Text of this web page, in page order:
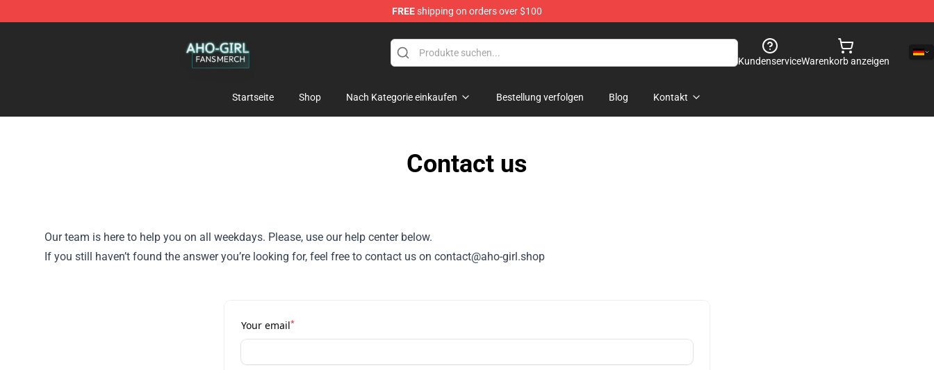
FREEshipping on orders over $100
KundenserviceWarenkorb anzeigen
Startseite Shop Nach Kategorie einkaufen Bestellung verfolgen Blog Kontakt
Contact us
Our team is here to help you on all weekdays. Please, use our help center below.
If you still haven’t found the answer you’re looking for, feel free to contact us on contact@aho-girl.shop